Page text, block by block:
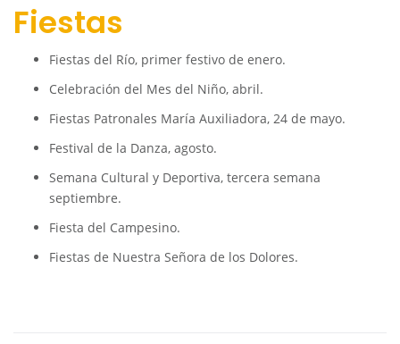
Fiestas
Fiestas del Río, primer festivo de enero.
Celebración del Mes del Niño, abril.
Fiestas Patronales María Auxiliadora, 24 de mayo.
Festival de la Danza, agosto.
Semana Cultural y Deportiva, tercera semana
septiembre.
Fiesta del Campesino.
Fiestas de Nuestra Señora de los Dolores.